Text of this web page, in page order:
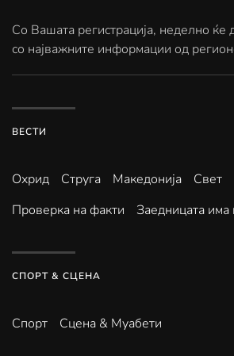
Со Вашата регистрација, неделно ќе
со најважните информации од
ВЕСТИ
Охрид Струга Македонија Свет
Проверка на факти
Заедницата има
СПОРТ & СЦЕНА
Спорт Сцена & Муабети